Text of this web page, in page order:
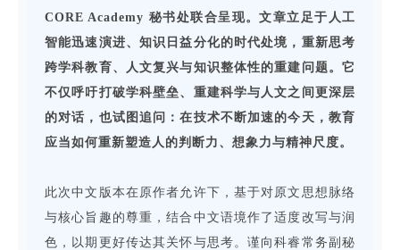
CORE Academy 秘书处联合呈现。文章立足于人工
智能迅速演进、知识日益分化的时代处境，重新思考
跨学科教育、人文复兴与知识整体性的重建问题。它
不仅呼吁打破学科壁垒、重建科学与人文之间更深层
的对话，也试图追问：在技术不断加速的今天，教育
应当如何重新塑造人的判断力、想象力与精神尺度。
此次中文版本在原作者允许下，基于对原文思想脉络
与核心旨趣的尊重，结合中文语境作了适度改写与润
色，以期更好传达其关怀与思考。谨向科睿常务副秘